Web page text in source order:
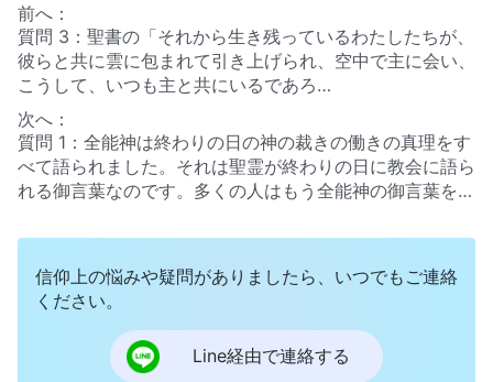
前へ：
質問 3：聖書の「それから生き残っているわたしたちが、
彼らと共に雲に包まれて引き上げられ、空中で主に会い、
こうして、いつも主と共にいるであろ
う」
です？
次へ：
質問 1：全能神は終わりの日の神の裁きの働きの真理をす
べて語られました。それは聖霊が終わりの日に教会に語ら
れる御言葉なのです。多くの人はもう全能神の御言葉を読
れ、小羊の婚宴に参列しています。なんという素晴らしい
祝福でしょう！ですが、多くの兄弟姉妹はまだ御声を聞き
分けられないのです。ですから、今日全能神教会からシャ
ンさんを招待したのです。神の御声の聞き分け方を明かし
て頂きに来ましたこれで私たちも全能神が主イエスの再臨
だと確かめられます。
信仰上の悩みや疑問がありましたら、いつでもご連絡
ください。
Line経由で連絡する